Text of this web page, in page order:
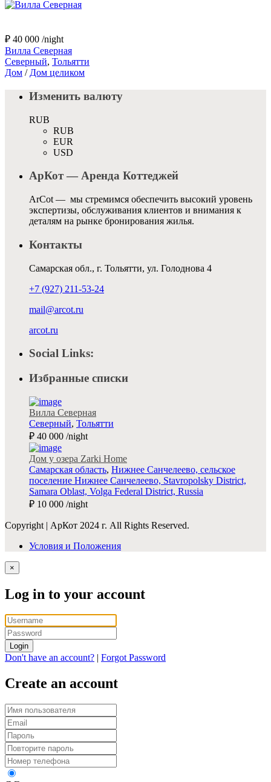
₽ 40 000 /night
Вилла Северная
Северный, Тольятти
Дом / Дом целиком
Изменить валюту
RUB
RUB
EUR
USD
АрКот — Аренда Коттеджей
ArCot — мы стремимся обеспечить высокий уровень
экспертизы, обслуживания клиентов и внимания к
деталям на рынке бронирования жилья.
Контакты
Самарская обл., г. Тольятти, ул. Голоднова 4
+7 (927) 211-53-24
mail@arcot.ru
arcot.ru
Social Links:
Избранные списки
Вилла Северная
Северный, Тольятти
₽ 40 000 /night
Дом у озера Zarki Home
Самарская область, Нижнее Санчелеево, сельское
поселение Нижнее Санчелеево, Stavropolsky District,
Samara Oblast, Volga Federal District, Russia
₽ 10 000 /night
Copyright | АрКот 2024 г. All Rights Reserved.
Условия и Положения
×
Log in to your account
Login
Don't have an account? Forgot Password
Create an account